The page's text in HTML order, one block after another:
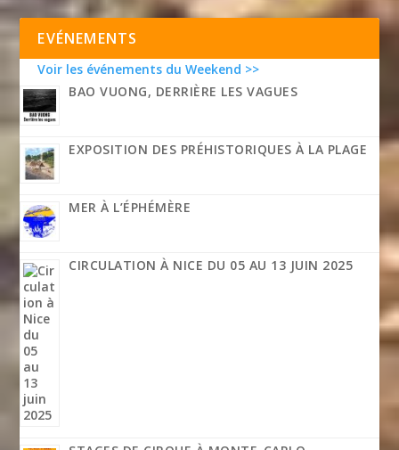
EVÉNEMENTS
Voir les événements du Weekend >>
BAO VUONG, DERRIÈRE LES VAGUES
EXPOSITION DES PRÉHISTORIQUES À LA PLAGE
MER À L’ÉPHÉMÈRE
CIRCULATION À NICE DU 05 AU 13 JUIN 2025